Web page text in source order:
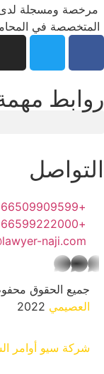
مرخصة ومسجلة لدى
المتخصصة في
روابط
التواصل
+966509909599
+966599222000
naji.com
جميع الحقوق
العصيمي
شركة سيو أوامر
whatsapp